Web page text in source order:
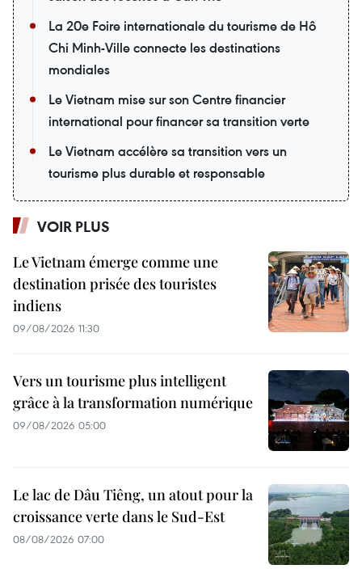
La 20e Foire internationale du tourisme de Hô
Chi Minh-Ville connecte les destinations
mondiales
Le Vietnam mise sur son Centre financier
international pour financer sa transition verte
Le Vietnam accélère sa transition vers un
tourisme plus durable et responsable
VOIR PLUS
Le Vietnam émerge comme une
destination prisée des touristes
indiens
09/08/2026 11:30
Vers un tourisme plus intelligent
grâce à la transformation numérique
09/08/2026 05:00
Le lac de Dâu Tiêng, un atout pour la
croissance verte dans le Sud-Est
08/08/2026 07:00